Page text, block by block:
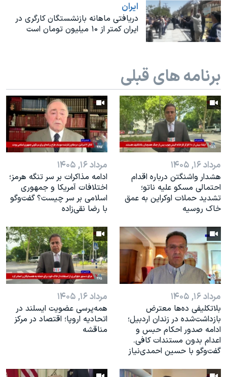
نرگس محمدی برنده جایزه نوبل صلح
همایش محافظه‌کاران آمریکا «سی‌پک»
سفر پرزیدنت ترامپ به چین
ايران
دریافتی ماهانه بازنشستگان کارگری در
ایران کمتر از ۱۰ میلیون تومان است
برنامه های قبلی
مرداد ۱۶, ۱۴۰۵
هشدار واشنگتن درباره اقدام
احتمالی مسکو علیه ناتو؛
تشدید حملات اوکراین به عمق
خاک روسیه
مرداد ۱۶, ۱۴۰۵
ادامه مذاکرات بر سر تنگه هرمز؛
اختلافات آمریکا و جمهوری
اسلامی بر سر چیست؟ گفت‌وگو
با رضا نقی‌زاده
مرداد ۱۶, ۱۴۰۵
بلاتکلیفی ده‌ها معترض
بازداشت‌شده در زندان اردبیل؛
ادامه صدور احکام حبس و
اعدام بدون مستندات کافی.
گفت‌وگو با حسین احمدی‌نیاز
مرداد ۱۶, ۱۴۰۵
همه‌پرسی عضویت ایسلند در
اتحادیه اروپا؛ اقتصاد در مرکز
مناقشه